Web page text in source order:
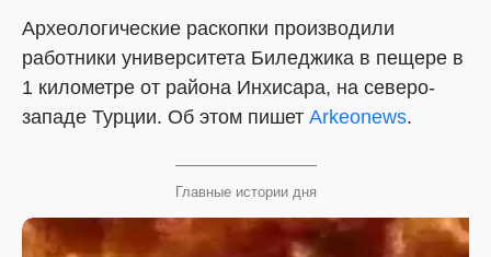
Археологические раскопки производили
работники университета Биледжика в пещере в
1 километре от района Инхисара, на северо-
западе Турции. Об этом пишет Arkeonews.
Главные истории дня